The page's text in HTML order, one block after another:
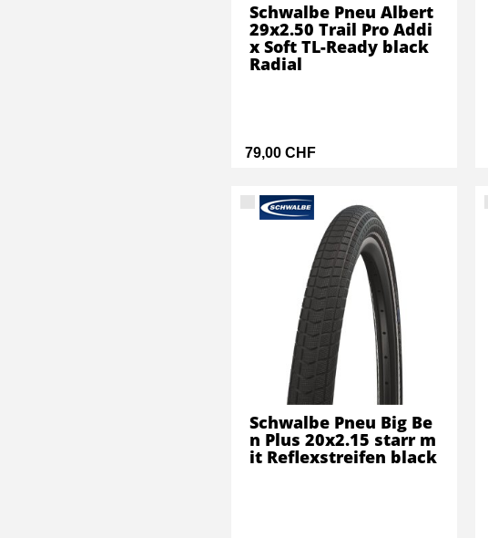
79,00 CHF
Schwalbe Pneu Albert
29x2.50 Trail Pro Addi
x Soft TL-Ready black
Radial
Schwalbe Pneu Big Be
n Plus 20x2.15 starr m
it Reflexstreifen black